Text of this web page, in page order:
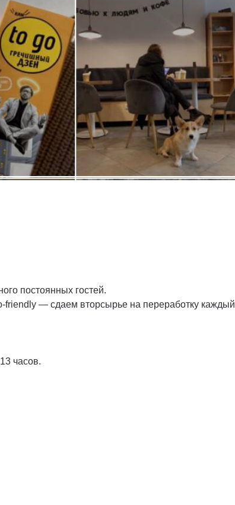
постоянных гостей.
— сдаем вторсырье на переработку каждый
часов.